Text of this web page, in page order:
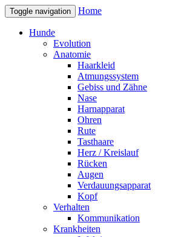
Toggle navigation Home
Hunde
Evolution
Anatomie
Haarkleid
Atmungssystem
Gebiss und Zähne
Nase
Harnapparat
Ohren
Rute
Tasthaare
Herz / Kreislauf
Rücken
Augen
Verdauungsapparat
Kopf
Verhalten
Kommunikation
Krankheiten